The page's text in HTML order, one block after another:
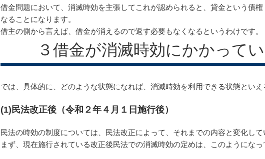
借金問題において、消滅時効を主張してこれが認められると、貸金という債権
なることになります。
借主の側から言えば、借金が消えるので返す必要もなくなるというわけです。
３借金が消滅時効にかかって
では、具体的に、どのような状態になれば、消滅時効を利用できる状態といえ
(1)民法改正後（令和２年４月１日施行後）
民法の時効の制度については、民法改正によって、それまでの内容と変化して
まず、現在施行されている改正後民法での消滅時効の定めは、このようになっ